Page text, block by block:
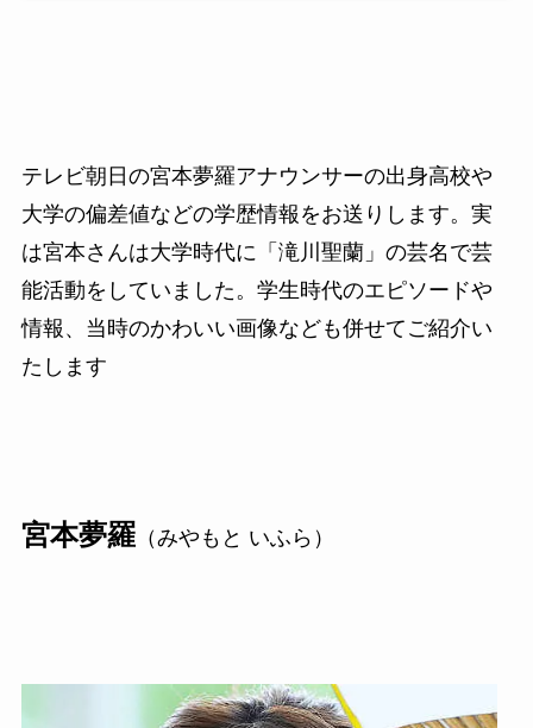
テレビ朝日の宮本夢羅アナウンサーの出身高校や
大学の偏差値などの学歴情報をお送りします。実
は宮本さんは大学時代に「滝川聖蘭」の芸名で芸
能活動をしていました。学生時代のエピソードや
情報、当時のかわいい画像なども併せてご紹介い
たします
宮本夢羅（みやもと いふら）